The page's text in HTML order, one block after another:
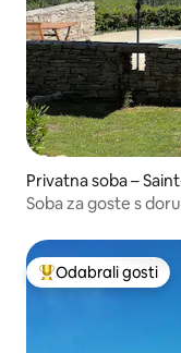
Privatna soba –
Soba za goste s
Među najviše
Odabrali gosti